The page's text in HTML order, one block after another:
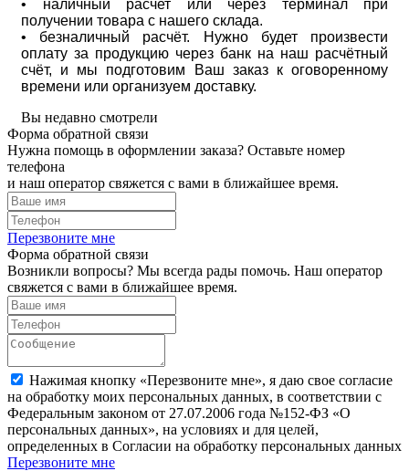
• наличный расчет или через терминал при
получении товара с нашего склада.
• безналичный расчёт. Нужно будет произвести
оплату за продукцию через банк на наш расчётный
счёт, и мы подготовим Ваш заказ к оговоренному
времени или организуем доставку.
Вы недавно смотрели
Форма обратной связи
Нужна помощь в оформлении заказа? Оставьте номер
телефона
и наш оператор свяжется с вами в ближайшее время.
Перезвоните мне
Форма обратной связи
Возникли вопросы? Мы всегда рады помочь. Наш оператор
свяжется с вами в ближайшее время.
Нажимая кнопку «Перезвоните мне», я даю свое согласие
на обработку моих персональных данных, в соответствии с
Федеральным законом от 27.07.2006 года №152-ФЗ «О
персональных данных», на условиях и для целей,
определенных в Согласии на обработку персональных данных
Перезвоните мне